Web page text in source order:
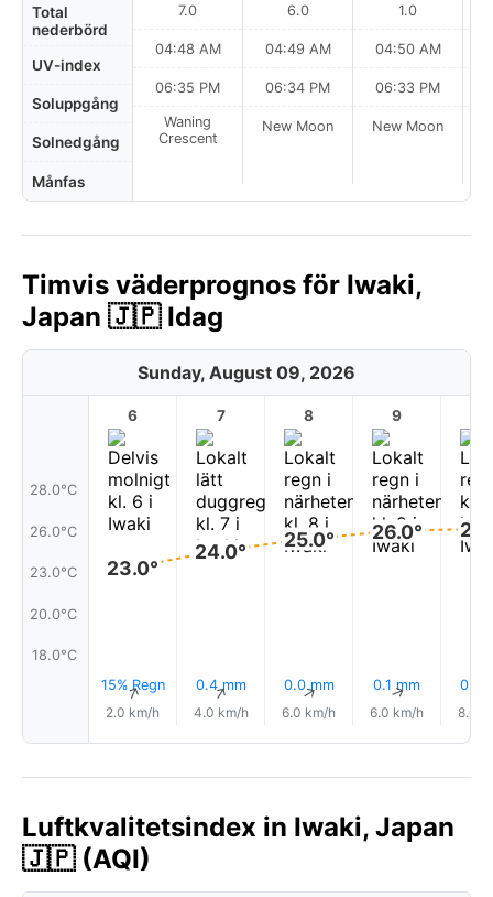
Total
nederbörd
UV-index
Soluppgång
Solnedgång
Månfas
7.0
04:48 AM
06:35 PM
Waning
Crescent
6.0
04:49 AM
06:34 PM
New Moon
1.0
04:50 AM
06:33 PM
New Moon
Timvis väderprognos för Iwaki,
Japan 🇯🇵 Idag
Sunday, August 09, 2026
28.0°C
26.0°C
23.0°C
20.0°C
18.0°C
6
23.0°
15% Regn
↑
2.0 km/h
7
24.0°
0.4 mm
↑
4.0 km/h
8
25.0°
0.0 mm
↑
6.0 km/h
9
26.0°
0.1 mm
↑
6.0 km/h
0.2
8.0
Luftkvalitetsindex in Iwaki, Japan
🇯🇵 (AQI)